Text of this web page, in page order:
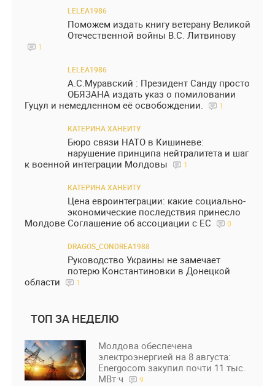
LELEA1986
Поможем издать книгу ветерану Великой
Отечественной войны В.С. Литвинову
1
LELEA1986
А.С.Муравский : Президент Санду просто
ОБЯЗАНА издать указ о помиловании
Гуцул и немедленном её освобождении.
1
КАТЕРИНА ХАНЕИТУ
Бюро связи НАТО в Кишиневе:
нарушение принципа нейтралитета и шаг
к военной интеграции Молдовы
1
КАТЕРИНА ХАНЕИТУ
Цена евроинтеграции: какие социально-
экономические последствия принесло
Молдове Соглашение об ассоциации с ЕС
0
DRAGOS_CONDREA1988
Руководство Украины не замечает
потерю Константиновки в Донецкой
области
1
ТОП ЗА НЕДЕЛЮ
Молдова обеспечена
электроэнергией на 8 августа:
Energocom закупил почти 11 тыс.
МВт·ч
9